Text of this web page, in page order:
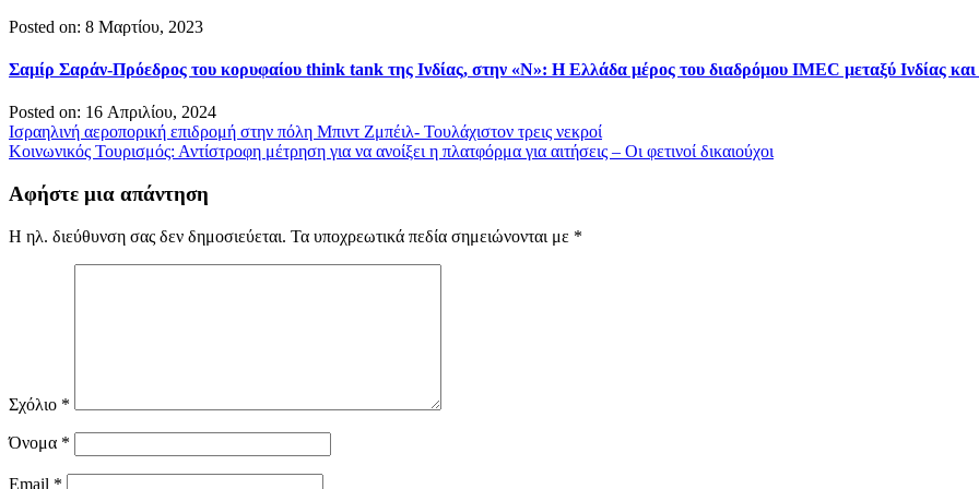
Posted on: 8 Μαρτίου, 2023
Σαμίρ Σαράν-Πρόεδρος του κορυφαίου think tank της Ινδίας, στην «Ν»: Η Ελλάδα μέρος του διαδρόμου IMEC μεταξύ Ινδίας
Posted on: 16 Απριλίου, 2024
Πλοήγηση
άρθρων
Ισραηλινή αεροπορική επιδρομή στην πόλη Μπιντ Ζμπέιλ- Τουλάχιστον τρεις νεκροί
Κοινωνικός Τουρισμός: Αντίστροφη μέτρηση για να ανοίξει η πλατφόρμα για αιτήσεις – Οι φετινοί δικαιούχοι
Αφήστε μια απάντηση
Η ηλ. διεύθυνση σας δεν δημοσιεύεται. Τα υποχρεωτικά πεδία σημειώνονται με *
Σχόλιο *
Όνομα *
Email *